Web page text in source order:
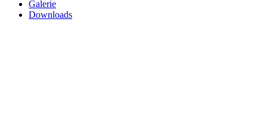
Galerie
Downloads